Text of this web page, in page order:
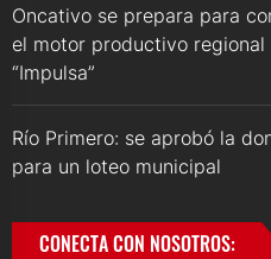
Oncativo se prepara para
el motor productivo
“Impulsa”
Río Primero: se aprobó la
para un loteo municipal
CONECTA CON NOSOTROS: